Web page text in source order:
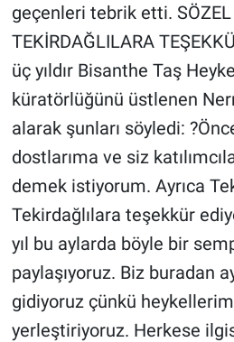
geçenleri tebrik etti. SÖZEL
TEKİRDAĞLILARA
üç yıldır Bisanthe Taş
küratörlüğünü üstlenen
alarak şunları söyledi:
dostlarıma ve siz
demek istiyorum. Ayrıca
Tekirdağlılara teşekkür
yıl bu aylarda böyle bir
paylaşıyoruz. Biz buradan
gidiyoruz çünkü
yerleştiriyoruz. Herkese